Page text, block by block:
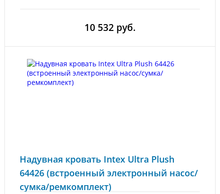
10 532 руб.
Надувная кровать Intex Ultra Plush
64426 (встроенный электронный насос/
сумка/ремкомплект)